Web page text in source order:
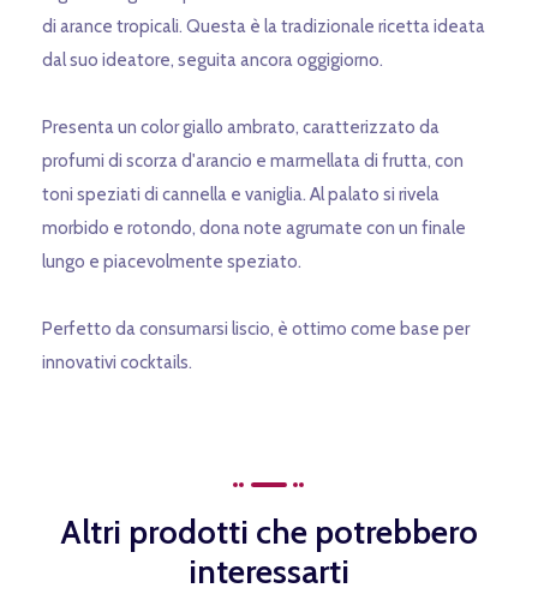
di arance tropicali. Questa è la tradizionale ricetta ideata
dal suo ideatore, seguita ancora oggigiorno.
Presenta un color giallo ambrato, caratterizzato da
profumi di scorza d'arancio e marmellata di frutta, con
toni speziati di cannella e vaniglia. Al palato si rivela
morbido e rotondo, dona note agrumate con un finale
lungo e piacevolmente speziato.
Perfetto da consumarsi liscio, è ottimo come base per
innovativi cocktails.
Altri prodotti che potrebbero
interessarti